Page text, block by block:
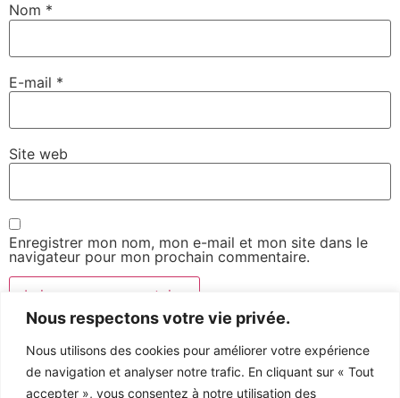
Nous respectons votre vie privée.
Nous utilisons des cookies pour améliorer votre expérience
de navigation et analyser notre trafic. En cliquant sur « Tout
accepter », vous consentez à notre utilisation des
Nom *
E-mail *
Site web
Enregistrer mon nom, mon e-mail et mon site dans le
navigateur pour mon prochain commentaire.